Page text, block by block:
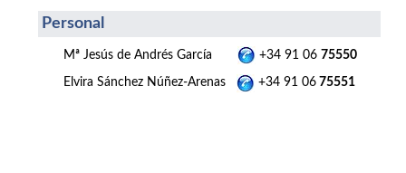
Personal
Mª Jesús de Andrés García +34 91 06 75550
Elvira Sánchez Núñez-Arenas +34 91 06 75551